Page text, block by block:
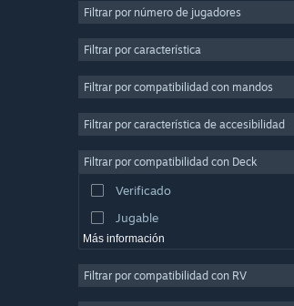
Casuales
Simulación
Producción de vídeo
Edición fotográfica
Filtrar por número de jugadores
Filtrar por característica
Filtrar por compatibilidad con mandos
Filtrar por característica de accesibilidad
Filtrar por compatibilidad con Deck
Verificado
Jugable
Más información
Filtrar por compatibilidad con RV